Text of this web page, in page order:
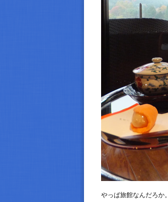
やっぱ旅館なんだろか。